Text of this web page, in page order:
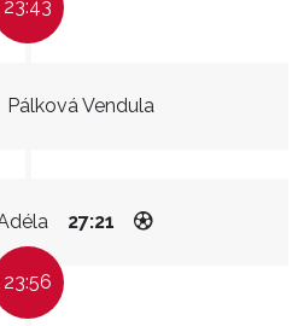
23:43
Pálková Vendula
27:21
23:56